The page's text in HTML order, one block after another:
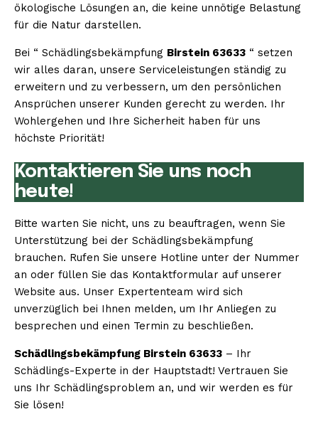
ökologische Lösungen an, die keine unnötige Belastung
für die Natur darstellen.
Bei “ Schädlingsbekämpfung Birstein 63633 “ setzen
wir alles daran, unsere Serviceleistungen ständig zu
erweitern und zu verbessern, um den persönlichen
Ansprüchen unserer Kunden gerecht zu werden. Ihr
Wohlergehen und Ihre Sicherheit haben für uns
höchste Priorität!
Kontaktieren Sie uns noch
heute!
Bitte warten Sie nicht, uns zu beauftragen, wenn Sie
Unterstützung bei der Schädlingsbekämpfung
brauchen. Rufen Sie unsere Hotline unter der Nummer
an oder füllen Sie das Kontaktformular auf unserer
Website aus. Unser Expertenteam wird sich
unverzüglich bei Ihnen melden, um Ihr Anliegen zu
besprechen und einen Termin zu beschließen.
Schädlingsbekämpfung Birstein 63633 – Ihr
Schädlings-Experte in der Hauptstadt! Vertrauen Sie
uns Ihr Schädlingsproblem an, und wir werden es für
Sie lösen!